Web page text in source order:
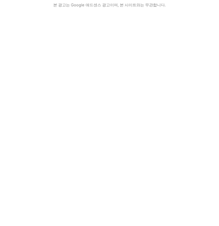
본 광고는 Google 애드센스 광고이며, 본 사이트와는 무관합니다.